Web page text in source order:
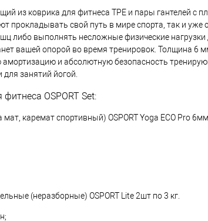
из коврика для фитнеса TPE и пары гантелей
прокладывать свой путь в мире спорта, так и
либо выполнять несложные физические
вашей опорой во время тренировок. Толщина 6
амортизацию и абсолютную безопасность
занятий йогой.
OSPORT Set:
мат, каремат спортивный) OSPORT Yoga ECO Pro 6мм
(неразборные) OSPORT Lite 2шт по 3 кг.